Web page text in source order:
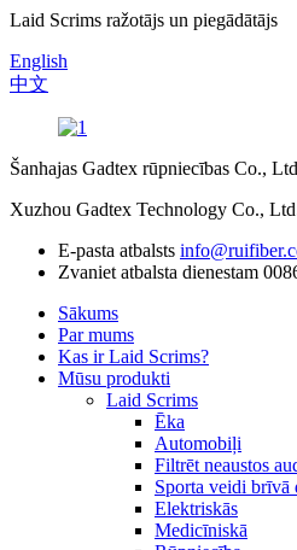
Laid Scrims ražotājs un piegādātājs
English
中文
Šanhajas Gadtex rūpniecības Co.,
Xuzhou Gadtex Technology Co.,
E-pasta atbalsts
Zvaniet atbalsta dienestam
Sākums
Par mums
Kas ir Laid Scrims?
Mūsu produkti
Laid Scrims
Ēka
Automobiļi
Filtrēt neaustos
Sporta veidi brīvā
Elektriskās
Medicīniskā